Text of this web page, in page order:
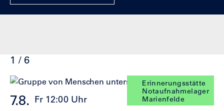
1 / 6
Klicke
um
den
Erinnerungsstätte
Notaufnahmelager
Marienfelde
7.8. Fr 12:00 Uhr Diskussion
Ende
des
Sliders